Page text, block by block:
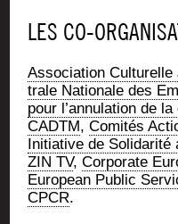
LES CO-
Asso­cia­tion
trale Natio­nale des
pour l’an­nu­la­tion de
CADTM,Comi­tés
Ini­tia­tive de
ZIN TV,Cor­po­rate
Euro­pean Public
CPCR.